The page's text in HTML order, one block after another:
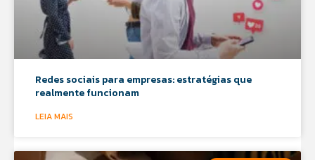
Redes sociais para empresas: estratégias que
realmente funcionam
LEIA MAIS